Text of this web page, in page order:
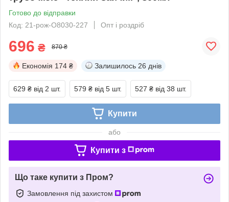
Готово до відправки
Код: 21-рож-O8030-227
Опт і роздріб
696 ₴ 870 ₴
Економія 174 ₴ Залишилось 26 днів
629 ₴ від 2 шт. 579 ₴ від 5 шт. 527 ₴ від 38 шт.
Купити
або
Купити з
Що таке купити з Пром?
Замовлення під захистом